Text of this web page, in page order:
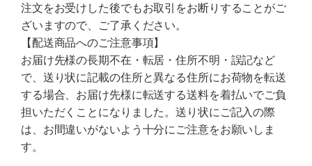
注文をお受けした後でもお取引をお断りすることがご
ざいますので、ご了承ください。
【配送商品へのご注意事項】
お届け先様の長期不在・転居・住所不明・誤記など
で、送り状に記載の住所と異なる住所にお荷物を転送
する場合、お届け先様に転送する送料を着払いでご負
担いただくことになりました。送り状にご記入の際
は、お間違いがないよう十分にご注意をお願いしま
す。